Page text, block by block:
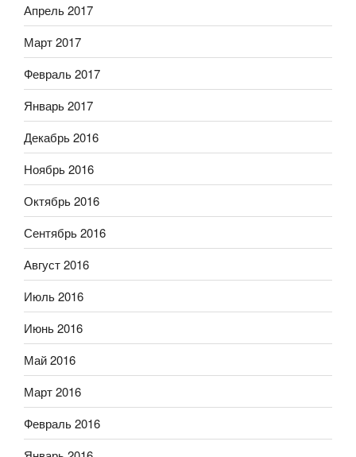
Апрель 2017
Март 2017
Февраль 2017
Январь 2017
Декабрь 2016
Ноябрь 2016
Октябрь 2016
Сентябрь 2016
Август 2016
Июль 2016
Июнь 2016
Май 2016
Март 2016
Февраль 2016